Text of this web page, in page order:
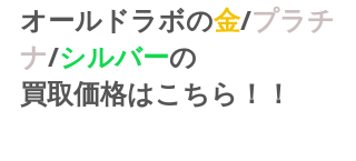
オールドラボの金/プラチ
ナ/シルバーの
買取価格はこちら！！